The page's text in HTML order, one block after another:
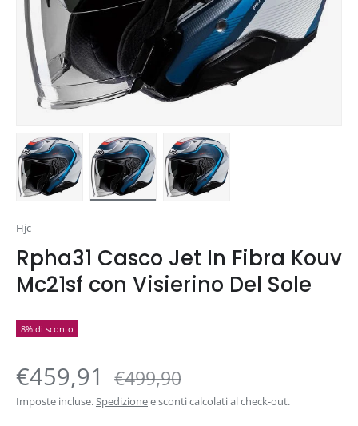
Hjc
Rpha31 Casco Jet In Fibra Kouv
Mc21sf con Visierino Del Sole
8% di sconto
€459,91 €499,90
Imposte incluse. Spedizionee sconti calcolati al check-out.